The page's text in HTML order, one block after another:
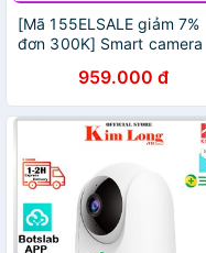
[Mã 155ELSALE giảm 7%
đơn 300K] Smart camera
thông minh 360 AC1C
959.000 đ